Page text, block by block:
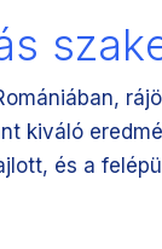
kiváló
és a